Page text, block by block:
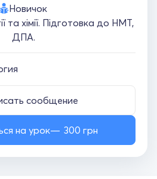
Новичок
та хімії. Підготовка до НМТ,
ДПА.
сообщение
на урок 300 грн